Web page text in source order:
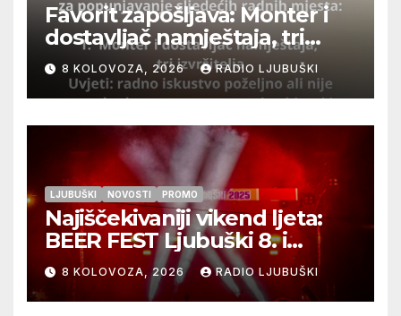
Favorit zapošljava: Monter i
dostavljač namještaja, tri
izvršitelja
8 KOLOVOZA, 2026 RADIO LJUBUŠKI
LJUBUŠKI NOVOSTI PROMO
Najiščekivaniji vikend ljeta:
BEER FEST Ljubuški 8. i
9.kolovoza
8 KOLOVOZA, 2026 RADIO LJUBUŠKI